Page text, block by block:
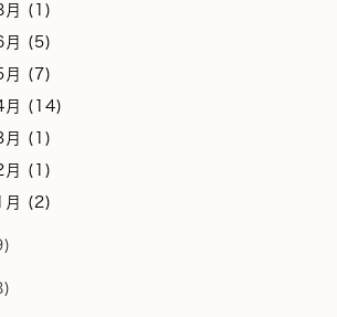
月 (1)
月 (5)
月 (7)
月 (14)
月 (1)
月 (1)
月 (2)